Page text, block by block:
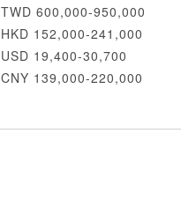
TWD 600,000-950,000
HKD 152,000-241,000
USD 19,400-30,700
CNY 139,000-220,000